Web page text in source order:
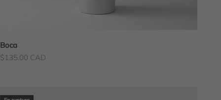
Boca
Prix de vente
$135.00 CAD